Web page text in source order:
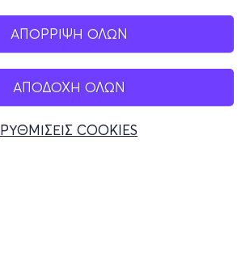
ΑΠΟΡΡΙΨΗ ΟΛΩΝ
ΑΠΟΔΟΧΗ ΟΛΩΝ
ΡΥΘΜΙΣΕΙΣ COOKIES